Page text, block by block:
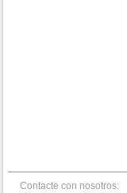
Contacte con nosotros: